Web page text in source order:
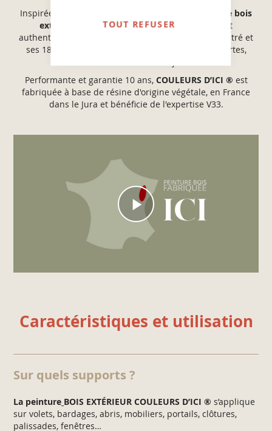
TOUT REFUSER
Inspirée des paysages naturels français, la
peinture bois
extérieur COULEURS D’ICI ®propose un esprit
authentique, avec son
sobre et feutré et
ses 18 teintes pour embellir et protéger volets, portes,
Performante et garantie 10 ans, COULEURS D’ICI ® est
fabriquée à base de résine d'origine végétale, en France
dans le Jura et bénéficie de l'expertise V33.
Caractéristiques et utilisation
Sur quels supports ?
La peinture BOIS EXTÉRIEUR COULEURS D’ICI ® s’applique
sur volets, bardages, abris, mobiliers, portails, clôtures,
palissades, fenêtres…